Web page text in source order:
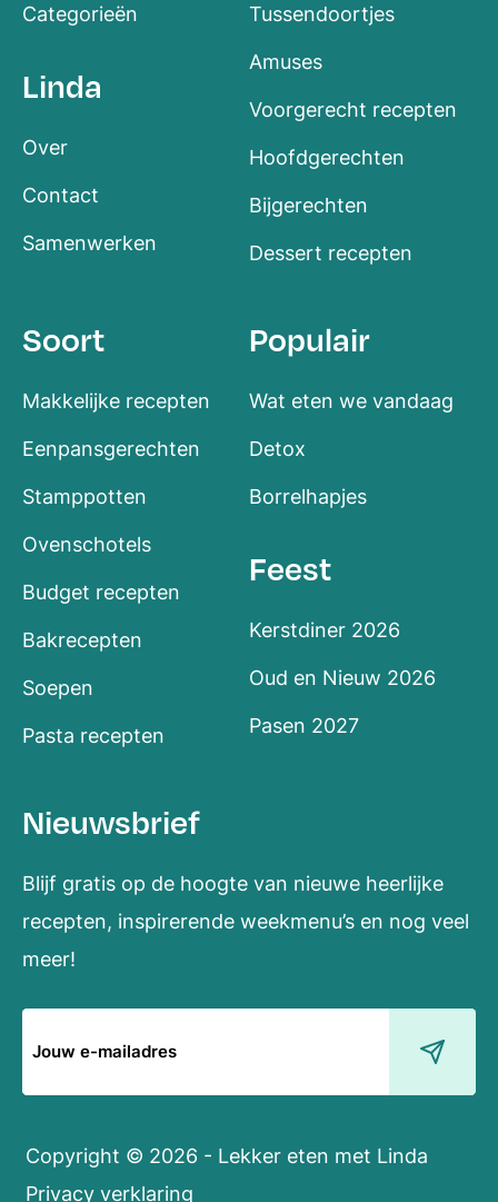
Categorieën
Linda
Over
Contact
Samenwerken
Tussendoortjes
Amuses
Voorgerecht recepten
Hoofdgerechten
Bijgerechten
Dessert recepten
Soort
Makkelijke recepten
Eenpansgerechten
Stamppotten
Ovenschotels
Budget recepten
Bakrecepten
Soepen
Pasta recepten
Populair
Wat eten we vandaag
Detox
Borrelhapjes
Feest
Kerstdiner 2026
Oud en Nieuw 2026
Pasen 2027
Nieuwsbrief
Blijf gratis op de hoogte van nieuwe heerlijke
recepten, inspirerende weekmenu’s en nog veel
meer!
mailadres
Copyright © 2026 - Lekker eten met Linda
Privacy verklaring